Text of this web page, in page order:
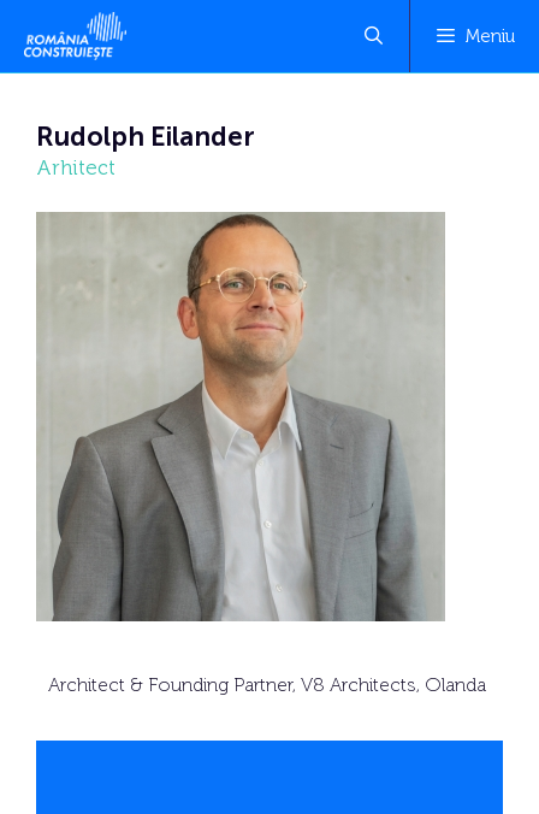
Meniu
Rudolph Eilander
Arhitect
Architect & Founding Partner, V8 Architects, Olanda